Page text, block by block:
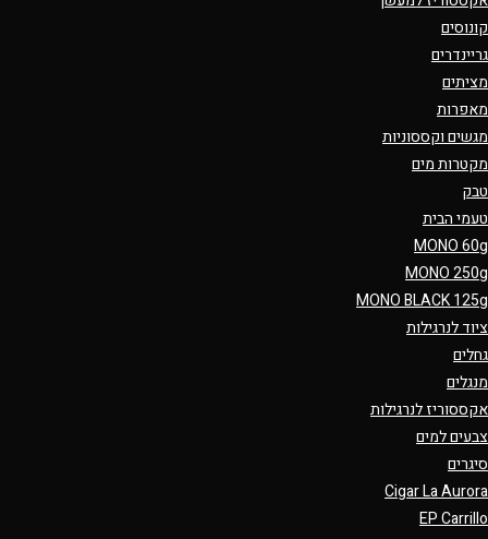
קונוסים
גריינדרים
מציתים
מאפרות
מגשים וקססוניות
מקטרות מים
טבק
טעמי הבית
MONO 60g
MONO 250g
MONO BLACK 125g
ציוד לנרגילות
גחלים
מנגלים
אקססוריז לנרגילות
צבעים למים
סיגרים
Cigar La Aurora
EP Carrillo